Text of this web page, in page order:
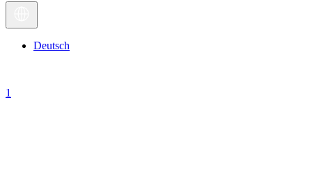
Deutsch
1